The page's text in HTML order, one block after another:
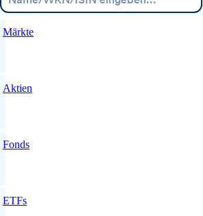
Märkte
Aktien
Fonds
ETFs